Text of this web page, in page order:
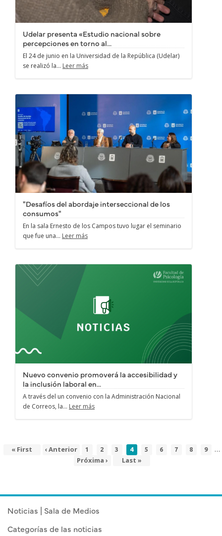
Noticias | Sala de Medios
Categorías de las noticias
Udelar presenta «Estudio nacional sobre
percepciones en torno al...
El 24 de junio en la Universidad de la República (Udelar)
se realizó la... Leer más
"Desafíos del abordaje interseccional de los
consumos"
En la sala Ernesto de los Campos tuvo lugar el seminario
que fue una... Leer más
Nuevo convenio promoverá la accesibilidad y
la inclusión laboral en...
A través del un convenio con la Administración Nacional
de Correos, la... Leer más
Paginación
Primera
« First
Página
‹ Anterior Page
1 Page
2 Page
3
Página
actual
4 Page
5 Page
6 Page
7 Page
8 Page
9 …
Siguiente
Próxima ›
Última
Last »